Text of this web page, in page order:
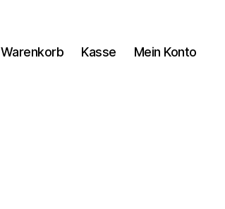
Warenkorb Kasse Mein Konto